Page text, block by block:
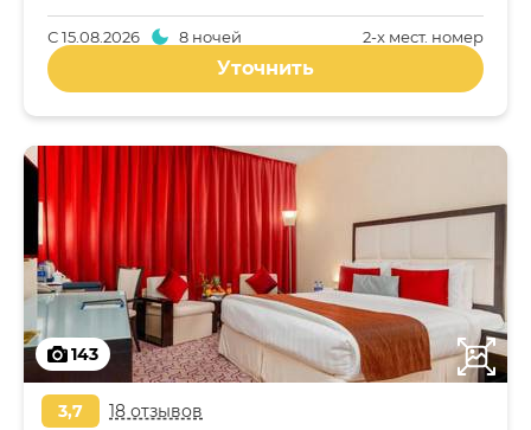
2-x мест. номер
С15.08.2026 8 ночей
Уточнить
143
3,7 18 отзывов